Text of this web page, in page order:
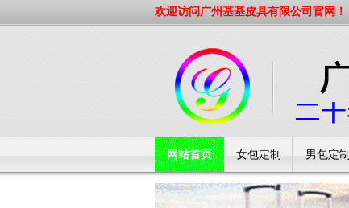
欢迎访问广州基基皮具有限公司官网！
网站首页 女包定制 男包定制
工厂简介